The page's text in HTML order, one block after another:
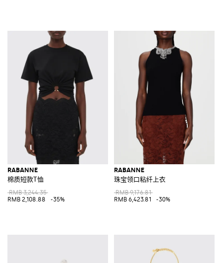
RABANNE
棉质短款T恤
RMB 3,244.35
RMB 2,108.88
-35%
RABANNE
珠宝领口粘纤上衣
RMB 9,176.81
RMB 6,423.81
-30%